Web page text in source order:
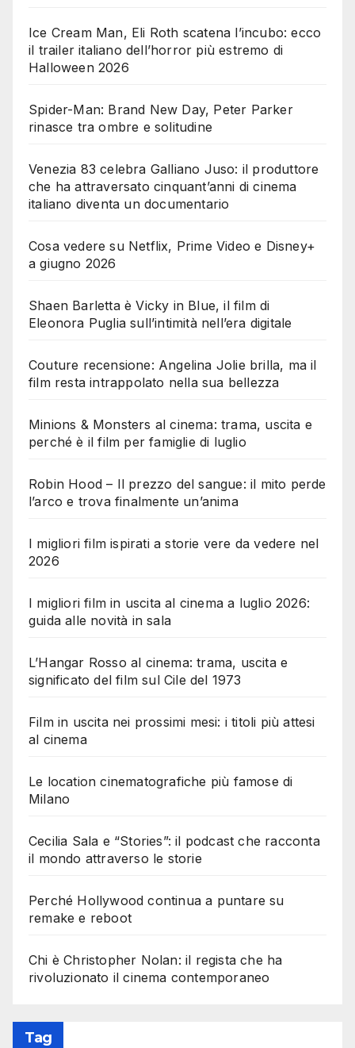
Ice Cream Man, Eli Roth scatena l’incubo: ecco
il trailer italiano dell’horror più estremo di
Halloween 2026
Spider-Man: Brand New Day, Peter Parker
rinasce tra ombre e solitudine
Venezia 83 celebra Galliano Juso: il produttore
che ha attraversato cinquant’anni di cinema
italiano diventa un documentario
Cosa vedere su Netflix, Prime Video e Disney+
a giugno 2026
Shaen Barletta è Vicky in Blue, il film di
Eleonora Puglia sull’intimità nell’era digitale
Couture recensione: Angelina Jolie brilla, ma il
film resta intrappolato nella sua bellezza
Minions & Monsters al cinema: trama, uscita e
perché è il film per famiglie di luglio
Robin Hood – Il prezzo del sangue: il mito perde
l’arco e trova finalmente un’anima
I migliori film ispirati a storie vere da vedere nel
2026
I migliori film in uscita al cinema a luglio 2026:
guida alle novità in sala
L’Hangar Rosso al cinema: trama, uscita e
significato del film sul Cile del 1973
Film in uscita nei prossimi mesi: i titoli più attesi
al cinema
Le location cinematografiche più famose di
Milano
Cecilia Sala e “Stories”: il podcast che racconta
il mondo attraverso le storie
Perché Hollywood continua a puntare su
remake e reboot
Chi è Christopher Nolan: il regista che ha
rivoluzionato il cinema contemporaneo
Tag